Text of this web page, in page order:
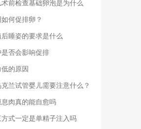
前检查基础卵泡是为什么
何促排卵？
睡姿的要求是什么
否会影响促排
的原因
兰试管婴儿需要注意什么？
肉真的能自愈吗
式一定是单精子注入吗